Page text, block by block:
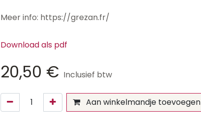
Meer info: https://grezan.fr/
Download als pdf
20,50 € Inclusief btw
Aan winkelmandje toevoegen